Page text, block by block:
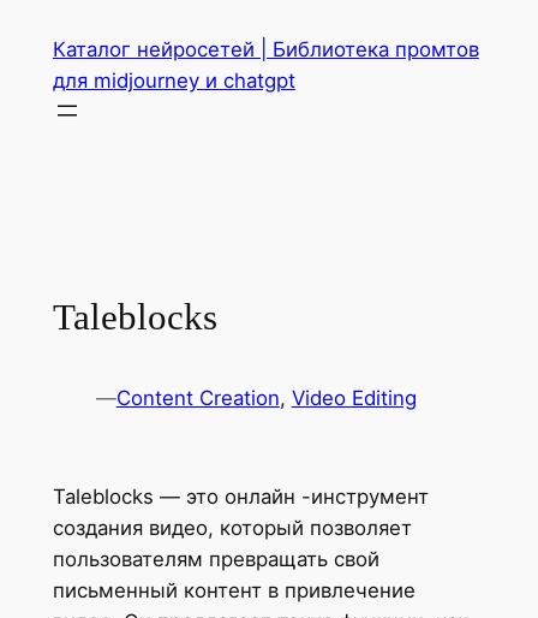
содержимому
Каталог нейросетей | Библиотека промтов
для midjourney и chatgpt
Taleblocks
—Content Creation, Video Editing
Taleblocks — это онлайн -инструмент
создания видео, который позволяет
пользователям превращать свой
письменный контент в привлечение